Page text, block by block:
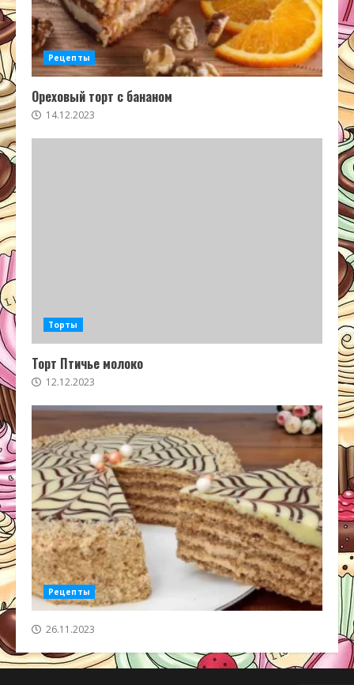
Рецепты
Ореховый торт с бананом
14.12.2023
Торты
Торт Птичье молоко
12.12.2023
Рецепты
26.11.2023